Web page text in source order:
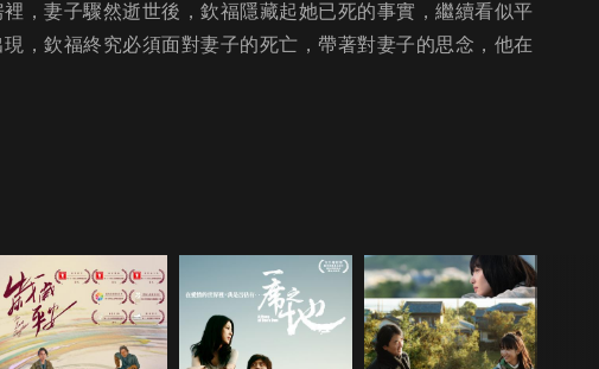
，妻子驟然逝世後，欽福隱藏起她已死的事實，繼續看似平
，欽福終究必須面對妻子的死亡，帶著對妻子的思念，他在